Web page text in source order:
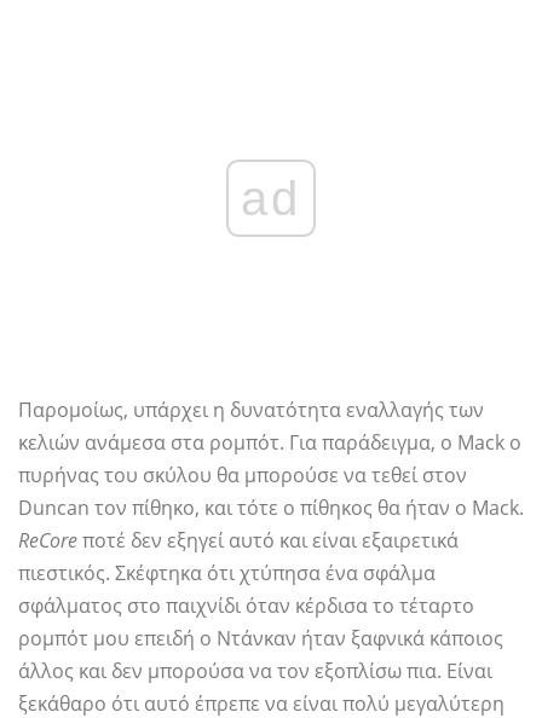
ad
Παρομοίως, υπάρχει η δυνατότητα εναλλαγής των
κελιών ανάμεσα στα ρομπότ. Για παράδειγμα, ο Mack ο
πυρήνας του σκύλου θα μπορούσε να τεθεί στον
Duncan τον πίθηκο, και τότε ο πίθηκος θα ήταν ο Mack.
ReCoreποτέ δεν εξηγεί αυτό και είναι εξαιρετικά
πιεστικός. Σκέφτηκα ότι χτύπησα ένα σφάλμα
σφάλματος στο παιχνίδι όταν κέρδισα το τέταρτο
ρομπότ μου επειδή ο Ντάνκαν ήταν ξαφνικά κάποιος
άλλος και δεν μπορούσα να τον εξοπλίσω πια. Είναι
ξεκάθαρο ότι αυτό έπρεπε να είναι πολύ μεγαλύτερη